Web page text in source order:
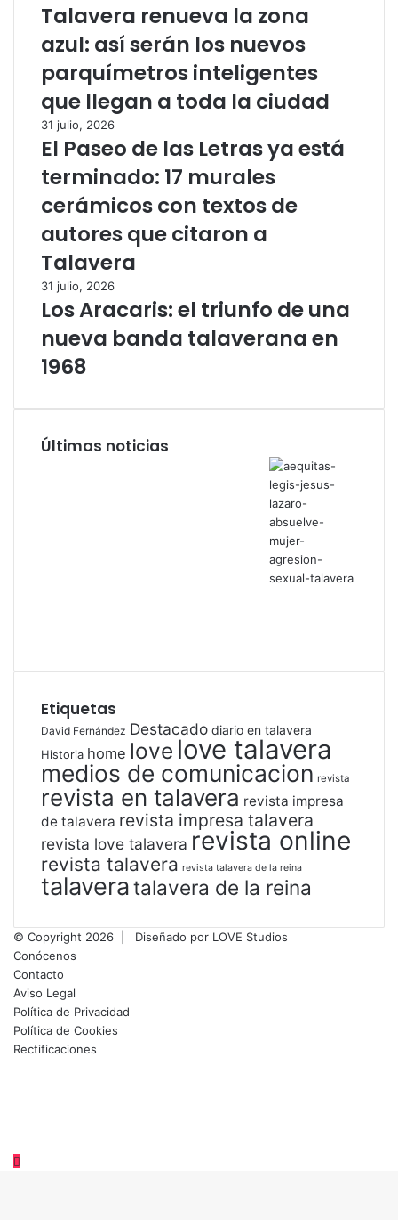
Talavera renueva la zona
azul: así serán los nuevos
parquímetros inteligentes
que llegan a toda la ciudad
31 julio, 2026
El Paseo de las Letras ya está
terminado: 17 murales
cerámicos con textos de
autores que citaron a
Talavera
31 julio, 2026
Los Aracaris: el triunfo de una
nueva banda talaverana en
1968
Últimas noticias
Etiquetas
David Fernández Destacado diario en talavera
Historia home love love talavera
medios de comunicacion revista
revista en talavera revista impresa
de talavera revista impresa talavera
revista love talavera revista online
revista talavera revista talavera de la reina
talaveratalavera de la reina
© Copyright 2026 | Diseñado por LOVE Studios
Conócenos
Contacto
Aviso Legal
Política de Privacidad
Política de Cookies
Rectificaciones